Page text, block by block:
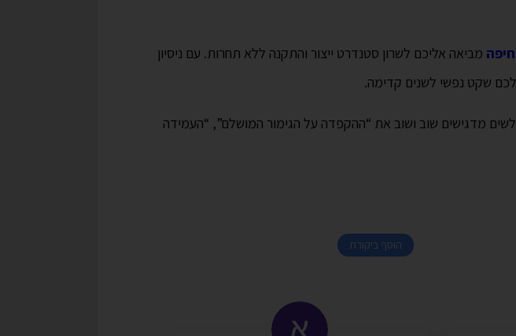
מביאה אליכם לשרון סטנדרט ייצור והתקנה ללא תחרות. עם ניסיון
לכם שקט נפשי לשנים קדימה.
של 5 כוכבים, הגולשים מדגישים שוב ושוב את “ההקפדה על הגימור המושלם”, “העמידה
הוסף ביקורת